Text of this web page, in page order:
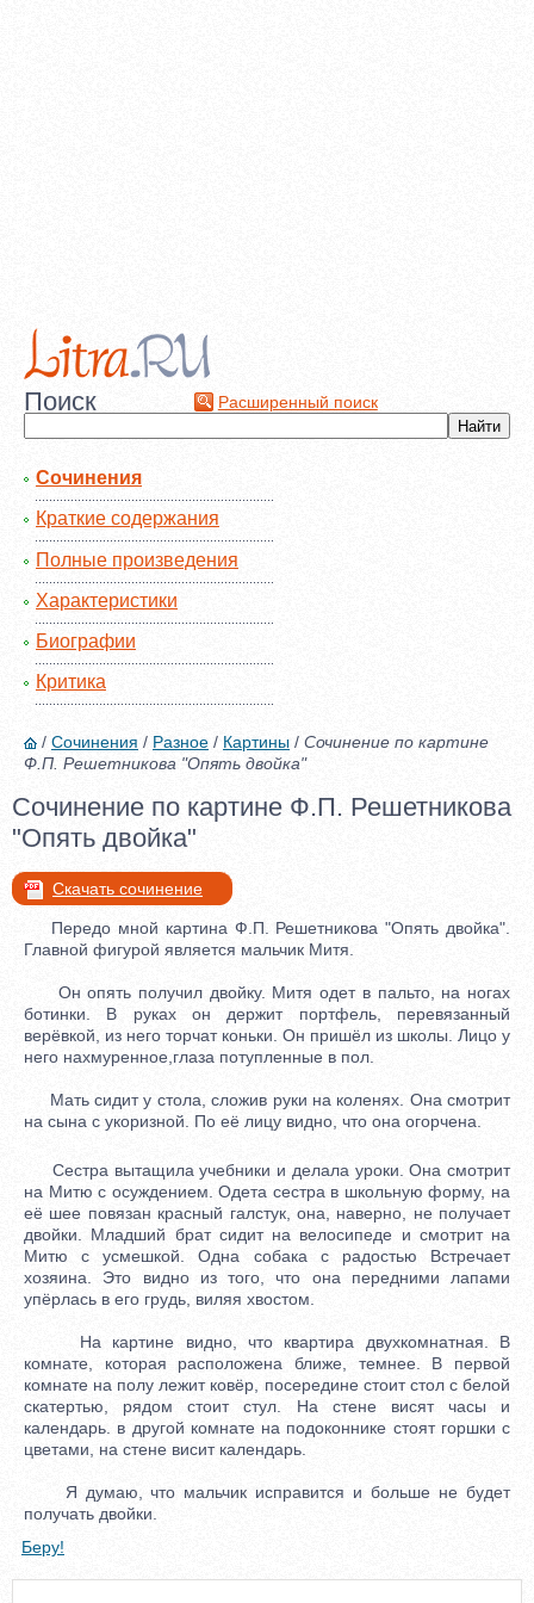
Поиск Расширенный поиск
Сочинения
Краткие содержания
Полные произведения
Характеристики
Биографии
Критика
/ Сочинения / Разное / Картины / Сочинение по картине
Ф.П. Решетникова "Опять двойка"
Сочинение по картине Ф.П. Решетникова
"Опять двойка"
Скачать сочинение
Передо мной картина Ф.П. Решетникова "Опять двойка".
Главной фигурой является мальчик Митя.
Он опять получил двойку. Митя одет в пальто, на ногах
ботинки. В руках он держит портфель, перевязанный
верёвкой, из него торчат коньки. Он пришёл из школы. Лицо у
него нахмуренное,глаза потупленные в пол.
Мать сидит у стола, сложив руки на коленях. Она смотрит
на сына с укоризной. По её лицу видно, что она огорчена.
Сестра вытащила учебники и делала уроки. Она смотрит
на Митю с осуждением. Одета сестра в школьную форму, на
её шее повязан красный галстук, она, наверно, не получает
двойки. Младший брат сидит на велосипеде и смотрит на
Митю с усмешкой. Одна собака с радостью Встречает
хозяина. Это видно из того, что она передними лапами
упёрлась в его грудь, виляя хвостом.
На картине видно, что квартира двухкомнатная. В
комнате, которая расположена ближе, темнее. В первой
комнате на полу лежит ковёр, посередине стоит стол с белой
скатертью, рядом стоит стул. На стене висят часы и
календарь. в другой комнате на подоконнике стоят горшки с
цветами, на стене висит календарь.
Я думаю, что мальчик исправится и больше не будет
получать двойки.
Беру!